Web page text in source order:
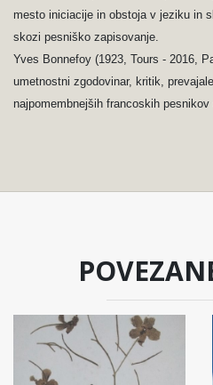
mesto iniciacije in obstoja v jeziku in
skozi pesniško zapisovanje.
Yves Bonnefoy (1923, Tours - 2016,
umetnostni zgodovinar, kritik,
najpomembnejših francoskih